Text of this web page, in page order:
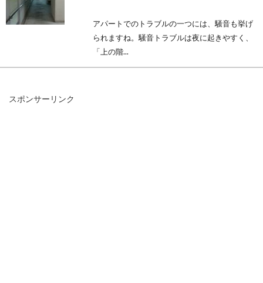
アパートでのトラブルの一つには、騒音も挙げ
られますね。騒音トラブルは夜に起きやすく、
「上の階...
スポンサーリンク